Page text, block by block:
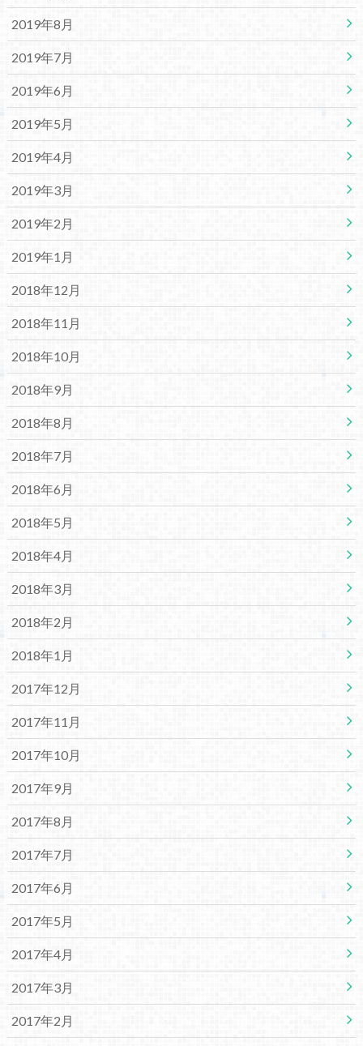
2019年8月
2019年7月
2019年6月
2019年5月
2019年4月
2019年3月
2019年2月
2019年1月
2018年12月
2018年11月
2018年10月
2018年9月
2018年8月
2018年7月
2018年6月
2018年5月
2018年4月
2018年3月
2018年2月
2018年1月
2017年12月
2017年11月
2017年10月
2017年9月
2017年8月
2017年7月
2017年6月
2017年5月
2017年4月
2017年3月
2017年2月